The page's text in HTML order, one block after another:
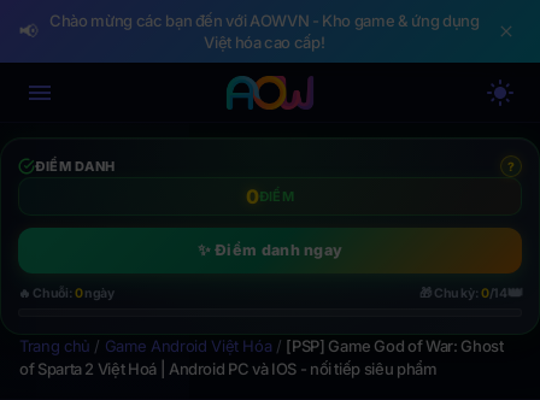
📢
Chào mừng các bạn đến với AOWVN - Kho game & ứng dụng
Việt hóa cao cấp!
ĐIỂM DANH ?
0ĐIỂM
✨ Điểm danh ngay
🔥 Chuỗi: 0ngày 🎁 Chu kỳ:0/14👑
Trang chủ / Game Android Việt Hóa / [PSP] Game God of War: Ghost
of Sparta 2 Việt Hoá | Android PC và IOS - nối tiếp siêu phẩm